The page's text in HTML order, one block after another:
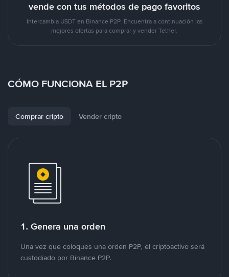
vende con tus métodos de pago favoritos
Intercambia USDT en Binance P2P. Encuentra a continuación las
mejores ofertas para comprar y vender Tether.
CÓMO FUNCIONA EL P2P
Comprar cripto Vender cripto
1. Genera una orden
Una vez que coloques una orden P2P, el criptoactivo será
custodiado por Binance P2P.